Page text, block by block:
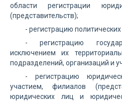
области регистрации
(представительств);
- регистрацию политических
- регистрацию
исключением их
подразделений, организаций и
- регистрацию
участием, филиалов
юридических лиц и